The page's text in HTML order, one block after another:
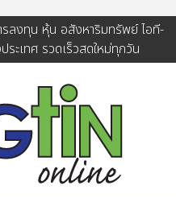
ลงทุน หุ้น อสังหาริมทรัพย์ ไอที-
ะเทศ รวดเร็วสดใหม่ทุกวัน